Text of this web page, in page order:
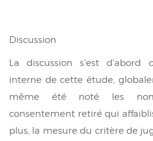
Discussion
La discussion s'est d'abord
interne de cette étude,
même été noté les
consentement retiré qui
plus, la mesure du critère de